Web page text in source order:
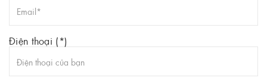
Điện thoại (*)